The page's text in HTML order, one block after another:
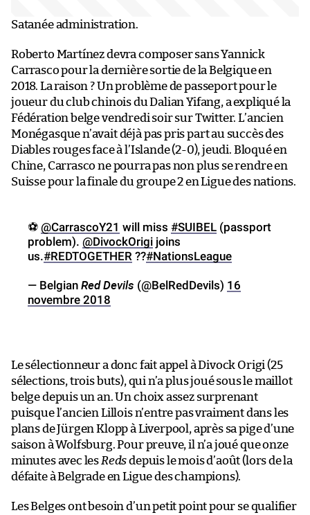
Satanée administration.
Roberto Martínez devra composer sans Yannick
Carrasco pour la dernière sortie de la Belgique en
2018. La raison ? Un problème de passeport pour le
joueur du club chinois du Dalian Yifang, a expliqué la
Fédération belge vendredi soir sur Twitter. L’ancien
Monégasque n’avait déjà pas pris part au succès des
Diables rouges face à l’Islande (2-0), jeudi. Bloqué en
Chine, Carrasco ne pourra pas non plus se rendre en
Suisse pour la finale du groupe 2 en Ligue des nations.
⚽️ @CarrascoY21 will miss #SUIBEL (passport
problem). @DivockOrigi joins
us.#REDTOGETHER ??#NationsLeague
— Belgian Red Devils (@BelRedDevils) 16
novembre 2018
Le sélectionneur a donc fait appel à Divock Origi (25
sélections, trois buts), qui n’a plus joué sous le maillot
belge depuis un an. Un choix assez surprenant
puisque l’ancien Lillois n’entre pas vraiment dans les
plans de Jürgen Klopp à Liverpool, après sa pige d’une
saison à Wolfsburg. Pour preuve, il n’a joué que onze
minutes avec les Redsdepuis le mois d’août (lors de la
défaite à Belgrade en Ligue des champions).
Les Belges ont besoin d’un petit point pour se qualifier